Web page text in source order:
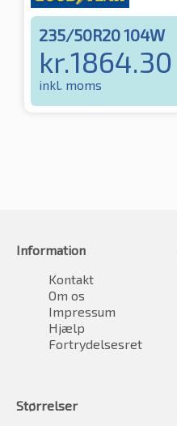
235/50R20 104W
kr.1864.30
inkl. moms
Information
Kontakt
Om os
Impressum
Hjælp
Fortrydelsesret
Størrelser